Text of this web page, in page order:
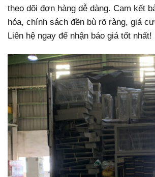
theo dõi đơn hàng dễ dàng. Cam kết
hóa, chính sách đền bù rõ ràng, giá
Liên hệ ngay để nhận báo giá tốt nhất!